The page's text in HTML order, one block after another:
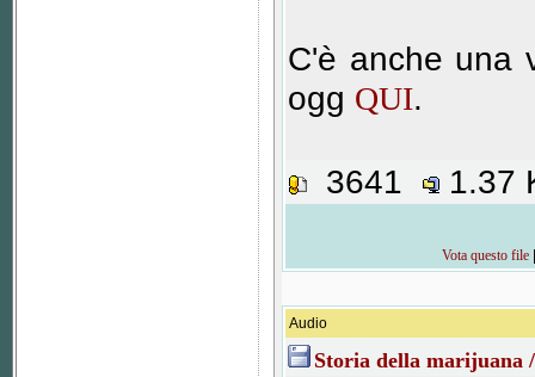
C'è anche una
ogg QUI.
3641
Vota questo file
Audio
Storia della marijuana